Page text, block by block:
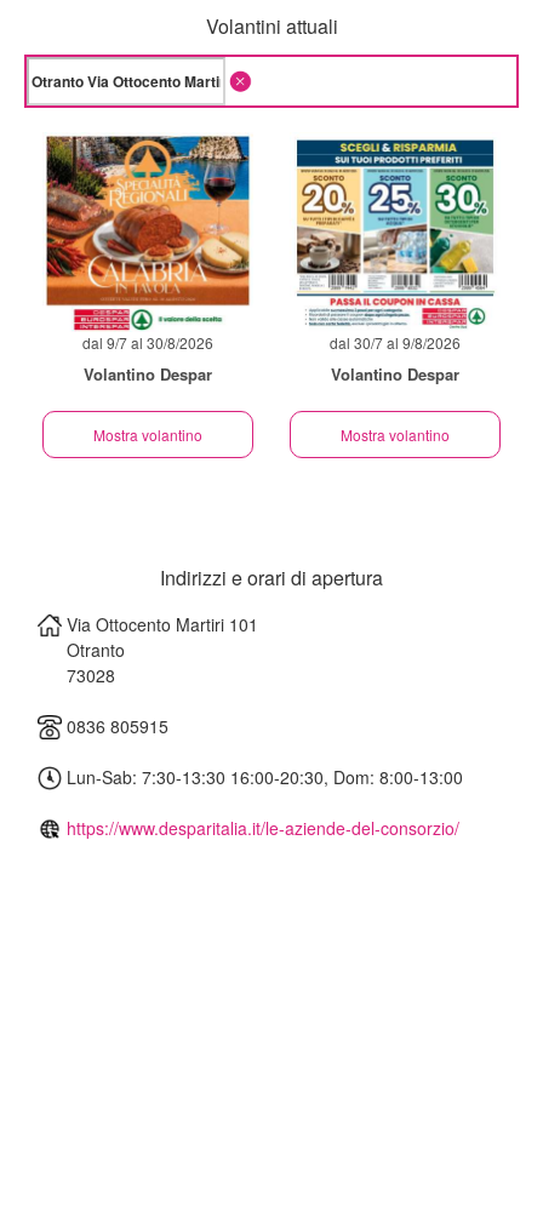
Volantini attuali
dal 9/7 al 30/8/2026
Volantino Despar
Mostra volantino
dal 30/7 al 9/8/2026
Volantino Despar
Mostra volantino
Indirizzi e orari di apertura
Via Ottocento Martiri 101
Otranto
73028
0836 805915
Lun-Sab: 7:30-13:30 16:00-20:30, Dom: 8:00-13:00
https://www.desparitalia.it/le-aziende-del-consorzio/